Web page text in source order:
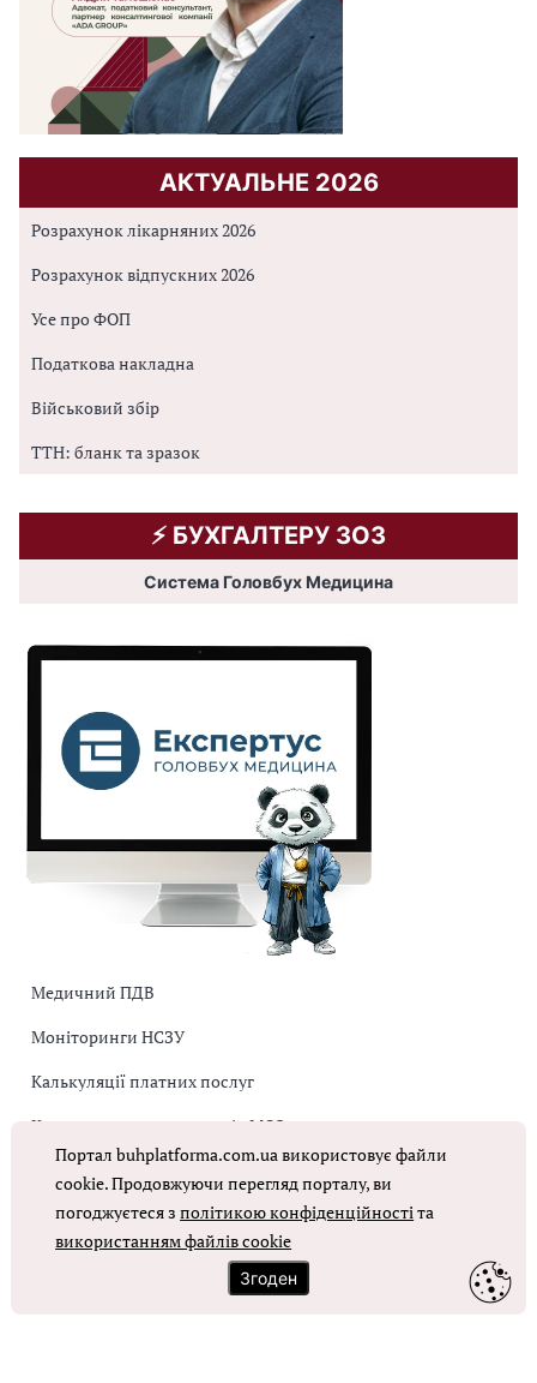
АКТУАЛЬНЕ 2026
Розрахунок лікарняних 2026
Розрахунок відпускних 2026
Усе про ФОП
Податкова накладна
Військовий збір
ТТН: бланк та зразок
⚡️ БУХГАЛТЕРУ ЗОЗ
Система Головбух Медицина
Медичний ПДВ
Моніторинги НСЗУ
Калькуляції платних послуг
Коригувальна накладна від МОЗ
Оплата праці в КНП
ОТРИМАТИ ДОСТУП
Портал buhplatforma.com.ua використовує файли
cookie. Продовжуючи перегляд порталу, ви
погоджуєтеся зполітикою конфіденційностіта
використанням файлів cookie
Згоден